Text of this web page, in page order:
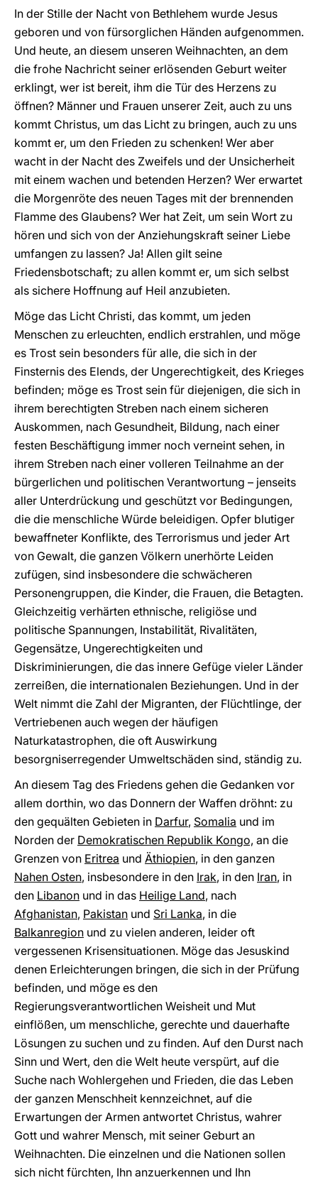
In der Stille der Nacht von Bethlehem wurde Jesus
geboren und von fürsorglichen Händen aufgenommen.
Und heute, an diesem unseren Weihnachten, an dem
die frohe Nachricht seiner erlösenden Geburt weiter
erklingt, wer ist bereit, ihm die Tür des Herzens zu
öffnen? Männer und Frauen unserer Zeit, auch zu uns
kommt Christus, um das Licht zu bringen, auch zu uns
kommt er, um den Frieden zu schenken! Wer aber
wacht in der Nacht des Zweifels und der Unsicherheit
mit einem wachen und betenden Herzen? Wer erwartet
die Morgenröte des neuen Tages mit der brennenden
Flamme des Glaubens? Wer hat Zeit, um sein Wort zu
hören und sich von der Anziehungskraft seiner Liebe
umfangen zu lassen? Ja! Allen gilt seine
Friedensbotschaft; zu allen kommt er, um sich selbst
als sichere Hoffnung auf Heil anzubieten.
Möge das Licht Christi, das kommt, um jeden
Menschen zu erleuchten, endlich erstrahlen, und möge
es Trost sein besonders für alle, die sich in der
Finsternis des Elends, der Ungerechtigkeit, des Krieges
befinden; möge es Trost sein für diejenigen, die sich in
ihrem berechtigten Streben nach einem sicheren
Auskommen, nach Gesundheit, Bildung, nach einer
festen Beschäftigung immer noch verneint sehen, in
ihrem Streben nach einer volleren Teilnahme an der
bürgerlichen und politischen Verantwortung – jenseits
aller Unterdrückung und geschützt vor Bedingungen,
die die menschliche Würde beleidigen. Opfer blutiger
bewaffneter Konflikte, des Terrorismus und jeder Art
von Gewalt, die ganzen Völkern unerhörte Leiden
zufügen, sind insbesondere die schwächeren
Personengruppen, die Kinder, die Frauen, die Betagten.
Gleichzeitig verhärten ethnische, religiöse und
politische Spannungen, Instabilität, Rivalitäten,
Gegensätze, Ungerechtigkeiten und
Diskriminierungen, die das innere Gefüge vieler Länder
zerreißen, die internationalen Beziehungen. Und in der
Welt nimmt die Zahl der Migranten, der Flüchtlinge, der
Vertriebenen auch wegen der häufigen
Naturkatastrophen, die oft Auswirkung
besorgniserregender Umweltschäden sind, ständig zu.
An diesem Tag des Friedens gehen die Gedanken vor
allem dorthin, wo das Donnern der Waffen dröhnt: zu
den gequälten Gebieten in Darfur, Somalia und im
Norden der Demokratischen Republik Kongo, an die
Grenzen von Eritrea und Äthiopien, in den ganzen
Nahen Osten, insbesondere in den Irak, in den Iran, in
den Libanon und in das Heilige Land, nach
Afghanistan, Pakistan und Sri Lanka, in die
Balkanregion und zu vielen anderen, leider oft
vergessenen Krisensituationen. Möge das Jesuskind
denen Erleichterungen bringen, die sich in der Prüfung
befinden, und möge es den
Regierungsverantwortlichen Weisheit und Mut
einflößen, um menschliche, gerechte und dauerhafte
Lösungen zu suchen und zu finden. Auf den Durst nach
Sinn und Wert, den die Welt heute verspürt, auf die
Suche nach Wohlergehen und Frieden, die das Leben
der ganzen Menschheit kennzeichnet, auf die
Erwartungen der Armen antwortet Christus, wahrer
Gott und wahrer Mensch, mit seiner Geburt an
Weihnachten. Die einzelnen und die Nationen sollen
sich nicht fürchten, Ihn anzuerkennen und Ihn